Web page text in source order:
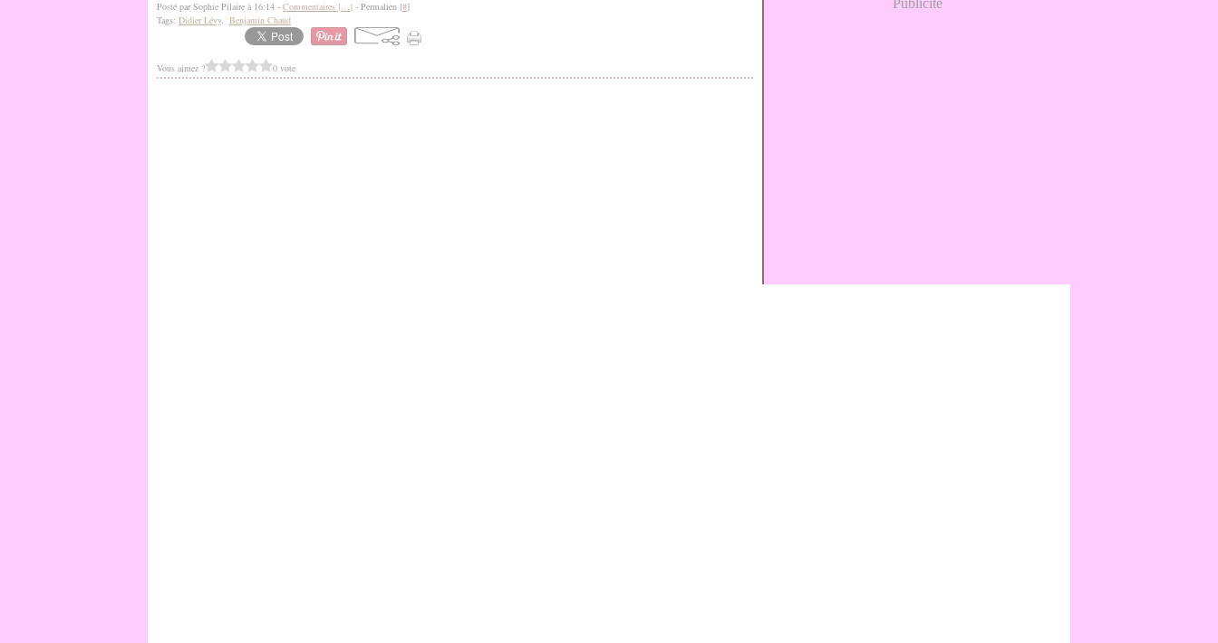
Posté par Sophie Pilaire à 16:14 - Commentaires […] - Permalien [#]
Tags: Didier Lévy, Benjamin Chaud
Vous aimez ? 0 vote
Publicité